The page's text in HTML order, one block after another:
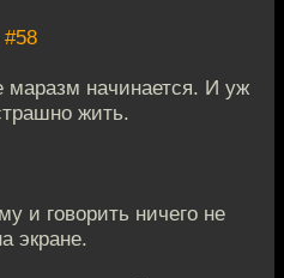
#58
маразм начинается. И уж
жить.
и говорить ничего не
экране.